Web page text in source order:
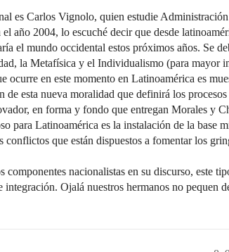
es Carlos Vignolo, quien estudie
año 2004, lo escuché decir que desde
el mundo occidental estos próximos años. Se
la Metafísica y el Individualismo (para mayor
en este momento en Latinoamérica es
de esta nueva moralidad que definirá los
en forma y fondo que entregan Morales y
para Latinoamérica es la instalación de la base
conflictos que están dispuestos a fomentar los
nacionalistas en su discurso, este
Ojalá nuestros hermanos no pequen